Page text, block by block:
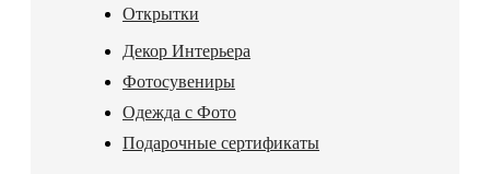
Открытки
Декор Интерьера
Фотосувениры
Одежда с Фото
Подарочные сертификаты